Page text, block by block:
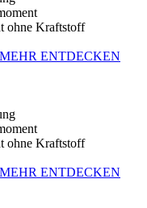
ohne Kraftstoff
MEHR ENTDECKEN
ohne Kraftstoff
MEHR ENTDECKEN